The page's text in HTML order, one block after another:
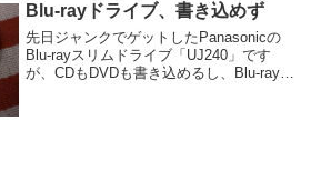
Blu-rayドライブ、書き込めず
先日ジャンクでゲットしたPanasonicの
Blu-rayスリムドライブ「UJ240」です
が、CDもDVDも書き込めるし、Blu-rayが